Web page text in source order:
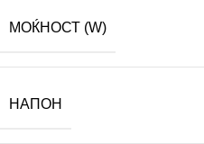
МОЌНОСТ (W)
НАПОН